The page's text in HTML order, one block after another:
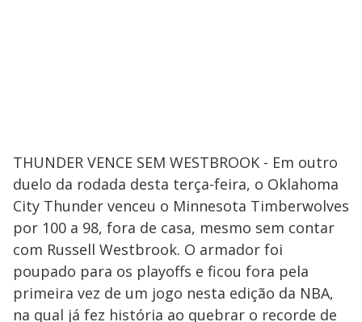
THUNDER VENCE SEM WESTBROOK - Em outro
duelo da rodada desta terça-feira, o Oklahoma
City Thunder venceu o Minnesota Timberwolves
por 100 a 98, fora de casa, mesmo sem contar
com Russell Westbrook. O armador foi
poupado para os playoffs e ficou fora pela
primeira vez de um jogo nesta edição da NBA,
na qual já fez história ao quebrar o recorde de